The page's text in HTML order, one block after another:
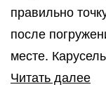
правильно
после
месте.
Читать далее